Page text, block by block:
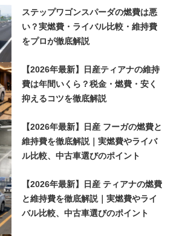
ステップワゴンスパーダの燃費は悪
い？実燃費・ライバル比較・維持費
をプロが徹底解説
【2026年最新】日産ティアナの維持
費は年間いくら？税金・燃費・安く
抑えるコツを徹底解説
【2026年最新】日産 フーガの燃費と
維持費を徹底解説｜実燃費やライバ
ル比較、中古車選びのポイント
【2026年最新】日産 ティアナの燃費
と維持費を徹底解説｜実燃費やライ
バル比較、中古車選びのポイント